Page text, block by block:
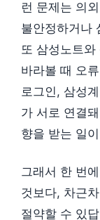
런 문제는 의
불안정하거나
또 삼성노트
바라볼 때 오
로그인, 삼성
가 서로 연결
향을 받는 일
그래서 한 번
것보다, 차근
절약할 수 있